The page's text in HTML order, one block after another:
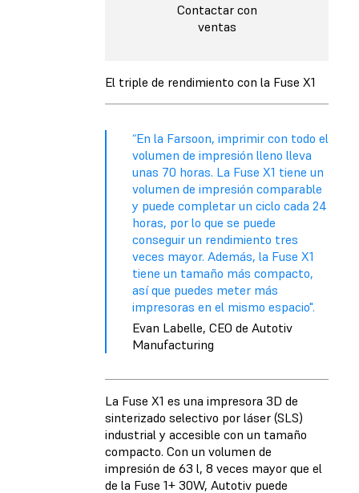
Contactar con
ventas
El triple de rendimiento con la Fuse X1
“En la Farsoon, imprimir con todo el
volumen de impresión lleno lleva
unas 70 horas. La Fuse X1 tiene un
volumen de impresión comparable
y puede completar un ciclo cada 24
horas, por lo que se puede
conseguir un rendimiento tres
veces mayor. Además, la Fuse X1
tiene un tamaño más compacto,
así que puedes meter más
impresoras en el mismo espacio".
Evan Labelle, CEO de Autotiv
Manufacturing
La Fuse X1 es una impresora 3D de
sinterizado selectivo por láser (SLS)
industrial y accesible con un tamaño
compacto. Con un volumen de
impresión de 63 l, 8 veces mayor que el
de la Fuse 1+ 30W, Autotiv puede